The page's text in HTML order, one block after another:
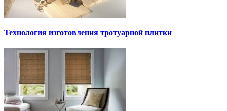
Технология изготовления тротуарной плитки